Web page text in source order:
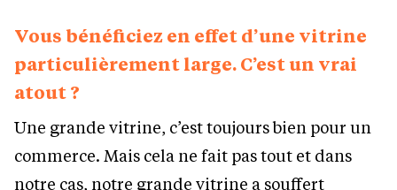
Vous bénéficiez en effet d’une vitrine
particulièrement large. C’est un vrai
atout ?
Une grande vitrine, c’est toujours bien pour un
commerce. Mais cela ne fait pas tout et dans
notre cas, notre grande vitrine a souffert